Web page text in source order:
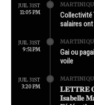
JUIL 31ST
11:05 PM
Collectivité
salaires ont
JUIL 31ST
9:51 PM
Gai ou
voile
JUIL 31ST
3:20 PM
𝐋𝐄𝐓𝐓𝐑𝐄
𝐈𝐬𝐚𝐛𝐞𝐥𝐥𝐞